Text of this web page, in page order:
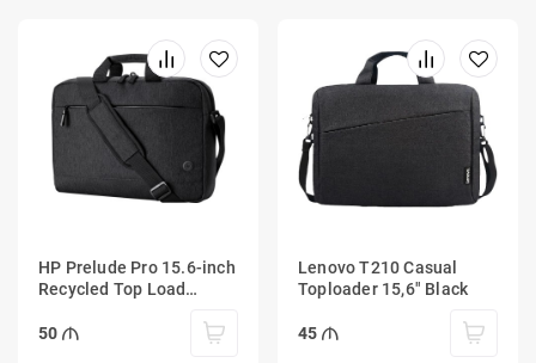
HP Prelude Pro 15.6-inch
Recycled Top Load
50
Lenovo T210 Casual
Toploader 15,6" Black
45